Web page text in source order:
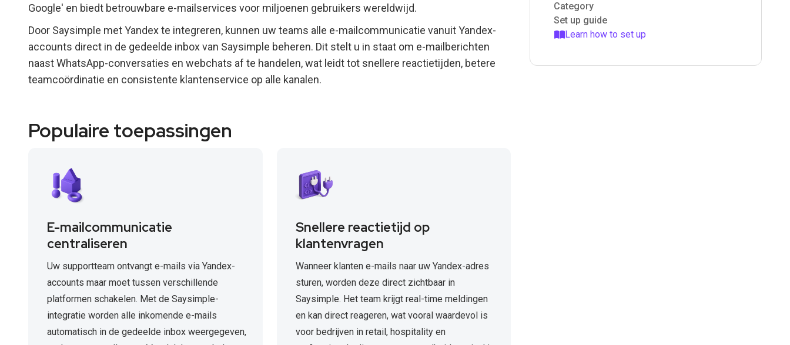
Google' en biedt betrouwbare e-mailservices voor miljoenen gebruikers wereldwijd.
Door Saysimple met Yandex te integreren, kunnen uw teams alle e-mailcommunicatie vanuit Yandex-
accounts direct in de gedeelde inbox van Saysimple beheren. Dit stelt u in staat om e-mailberichten
naast WhatsApp-conversaties en webchats af te handelen, wat leidt tot snellere reactietijden, betere
teamcoördinatie en consistente klantenservice op alle kanalen.
Populaire toepassingen
E-mailcommunicatie
centraliseren
Uw supportteam ontvangt e-mails via Yandex-
accounts maar moet tussen verschillende
platformen schakelen. Met de Saysimple-
integratie worden alle inkomende e-mails
automatisch in de gedeelde inbox weergegeven,
Snellere reactietijd op
klantenvragen
Wanneer klanten e-mails naar uw Yandex-adres
sturen, worden deze direct zichtbaar in
Saysimple. Het team krijgt real-time meldingen
en kan direct reageren, wat vooral waardevol is
voor bedrijven in retail, hospitality en
Category
Set up guide
Learn how to set up